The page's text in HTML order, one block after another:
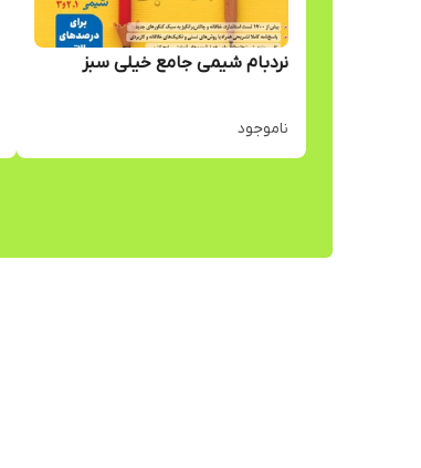
نردبام شیمی جامع خیلی سبز
ناموجود